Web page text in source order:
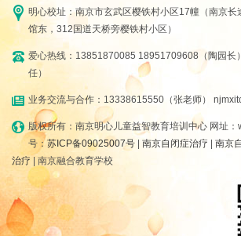
明心校址：南京市玄武区樱铁村小区17幢（南京长
馆东，312国道天桥旁樱铁村小区）
爱心热线：13851870085 18951709608（陶园长
任）
业务交流与合作：13338615550（张老师）
版权所有：南京明心儿童益智教育培训中心 网址
号： 苏ICP备09025007号 南京自闭症治疗 南京
治疗 | 南京融合教育学校